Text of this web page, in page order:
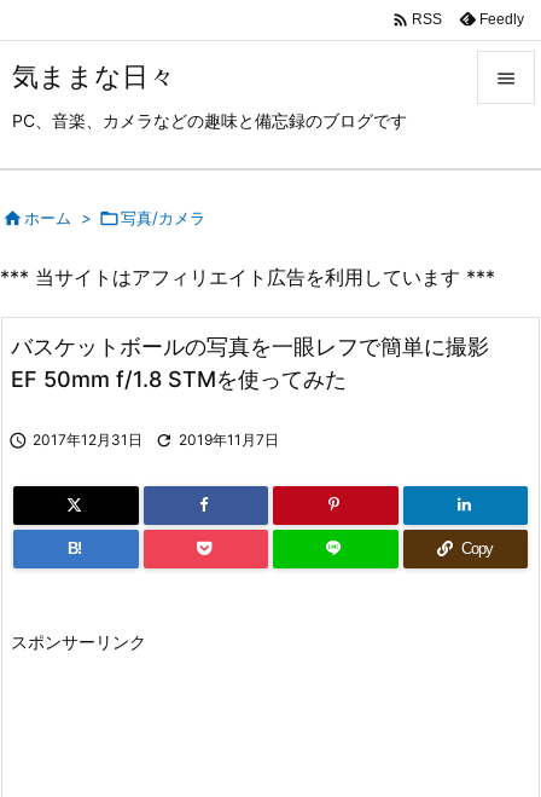
気ままな日々
PC、音楽、カメラなどの趣味と備忘録のブログです

前へ

 RSS Feedly
ホーム > 写真/カメラ
*** 当サイトはアフィリエイト広告を利用しています ***
バスケットボールの写真を一眼レフで簡単に撮影
EF 50mm f/1.8 STMを使ってみた
 2017年12月31日  2019年11月7日
B! Copy
スポンサーリンク